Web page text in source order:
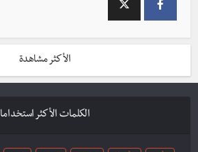
الأكثر مشاهدة
الكلمات الأكثر استخداما